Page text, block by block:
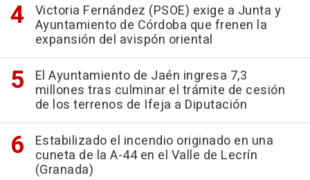
Victoria Fernández (PSOE) exige a Junta y
Ayuntamiento de Córdoba que frenen la
expansión del avispón oriental
El Ayuntamiento de Jaén ingresa 7,3
millones tras culminar el trámite de cesión
de los terrenos de Ifeja a Diputación
Estabilizado el incendio originado en una
cuneta de la A-44 en el Valle de Lecrín
(Granada)